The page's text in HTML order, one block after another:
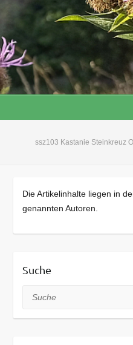
ssz103 Kastanie Steinkreuz
Die Artikelinhalte liegen in
genannten Autoren.
Suche
Suche